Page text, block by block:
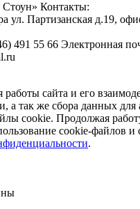
Контакты:
ул. Партизанская д.19,
491 55 66 Электронная
сайта и его
а так же сбора данных
cookie. Продолжая
cookie-файлов и
.